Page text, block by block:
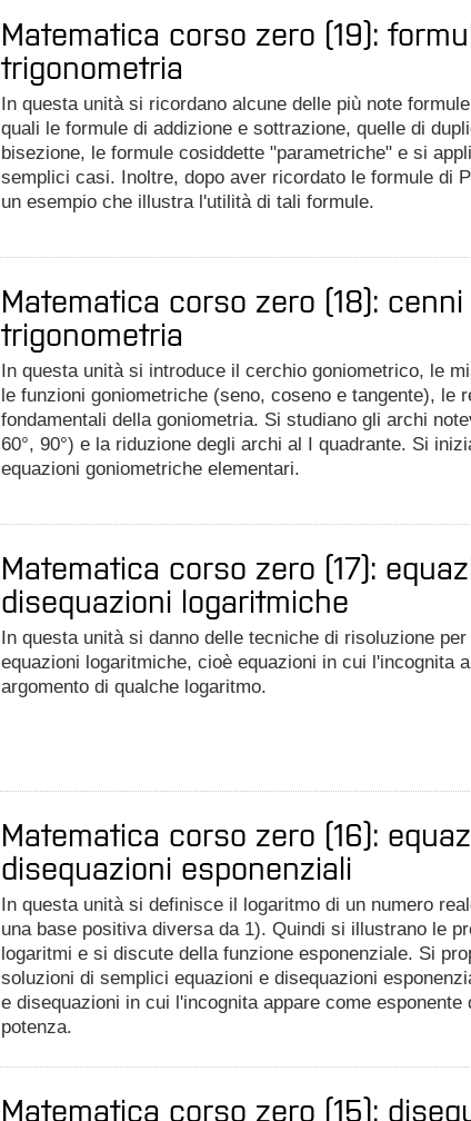
Matematica corso zero (19):
trigonometria
In questa unità si ricordano alcune delle più note
quali le formule di addizione e sottrazione, quelle di
bisezione, le formule cosiddette "parametriche" e si
semplici casi. Inoltre, dopo aver ricordato le formule di
un esempio che illustra l'utilità di tali formule.
Matematica corso zero (18): cenni
trigonometria
In questa unità si introduce il cerchio goniometrico, le
le funzioni goniometriche (seno, coseno e tangente), le
fondamentali della goniometria. Si studiano gli archi
60°, 90°) e la riduzione degli archi al I quadrante. Si
equazioni goniometriche elementari.
Matematica corso zero (17):
disequazioni logaritmiche
In questa unità si danno delle tecniche di risoluzione
equazioni logaritmiche, cioè equazioni in cui l'incognita
argomento di qualche logaritmo.
Matematica corso zero (16):
disequazioni esponenziali
In questa unità si definisce il logaritmo di un numero
una base positiva diversa da 1). Quindi si illustrano le
logaritmi e si discute della funzione esponenziale. Si
soluzioni di semplici equazioni e disequazioni
e disequazioni in cui l'incognita appare come esponente
potenza.
Matematica corso zero (15):